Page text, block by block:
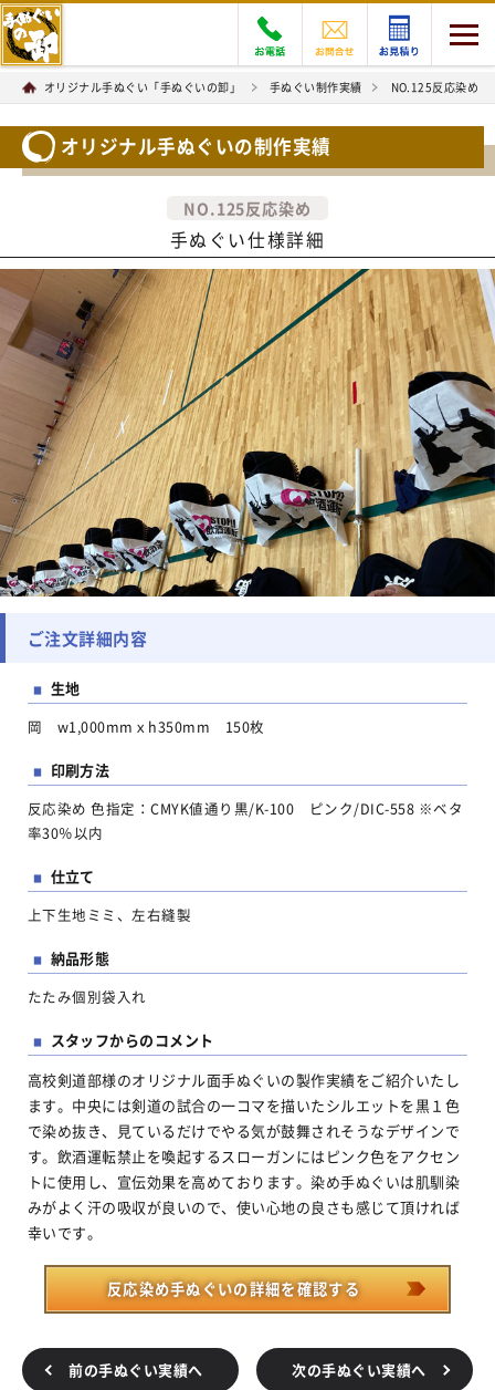
オリジナル手ぬぐい「手ぬぐいの卸」 手ぬぐい制作実績 NO.125反応染め
オリジナル手ぬぐいの制作実績
NO.125反応染め
手ぬぐい仕様詳細
ご注文詳細内容
■
生地
岡 w1,000mmｘh350mm 150枚
■
印刷方法
反応染め 色指定：CMYK値通り黒/K-100 ピンク/DIC-558 ※ベタ
率30％以内
■
仕立て
上下生地ミミ、左右縫製
■
納品形態
たたみ個別袋入れ
■
スタッフからのコメント
高校剣道部様のオリジナル面手ぬぐいの製作実績をご紹介いたし
ます。中央には剣道の試合の一コマを描いたシルエットを黒１色
で染め抜き、見ているだけでやる気が鼓舞されそうなデザインで
す。飲酒運転禁止を喚起するスローガンにはピンク色をアクセン
トに使用し、宣伝効果を高めております。染め手ぬぐいは肌馴染
みがよく汗の吸収が良いので、使い心地の良さも感じて頂ければ
幸いです。
反応染め手ぬぐいの詳細を確認する
前の手ぬぐい実績へ 次の手ぬぐい実績へ